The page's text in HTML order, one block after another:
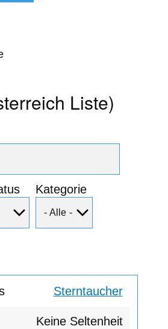
Liste)
Kategorie
Sterntaucher
Keine Seltenheit